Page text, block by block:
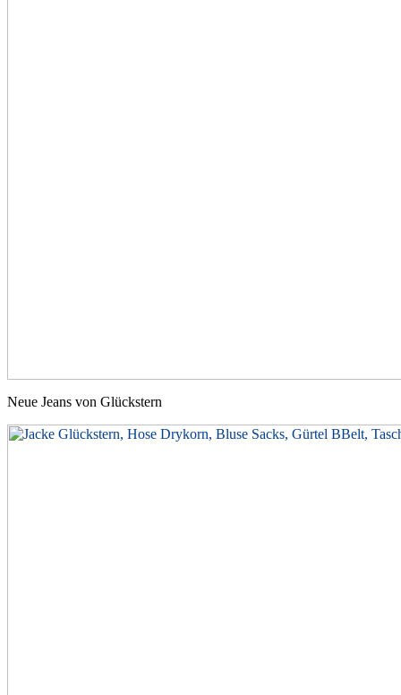
Neue Jeans von Glückstern